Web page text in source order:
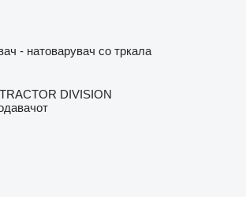
- натоварувач со тркала
DIVISION